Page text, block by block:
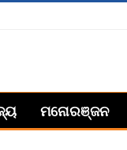
ମନୋରଞ୍ଜନ